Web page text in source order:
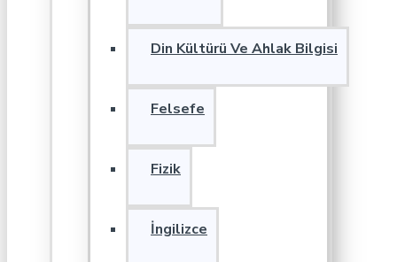
Din Kültürü Ve Ahlak Bilgisi
Felsefe
Fizik
İngilizce